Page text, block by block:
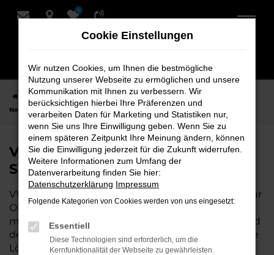
Zum
0
Startseite Oldenburg VW VW T7 California
VW T7 California
Neuwagen bei Schmidt + Koch für Oldenburg
VW T7 California Neuwagen bei
Schmidt + Koch für Oldenburg
VW T7 California ist die perfekte Wahl für alle, die für
Oldenburg einen Neuwagen suchen. Mit seiner
modernen Technik, seinem effizienten Antrieb und
dem stilvollen Design ist der T7 California die ideale
Lösung für jeden, der ein zuverlässiges und
Cookie Einstellungen
Wir nutzen Cookies, um Ihnen die bestmögliche
Nutzung unserer Webseite zu ermöglichen und unsere
Kommunikation mit Ihnen zu verbessern. Wir
berücksichtigen hierbei Ihre Präferenzen und
verarbeiten Daten für Marketing und Statistiken nur,
wenn Sie uns Ihre Einwilligung geben. Wenn Sie zu
einem späteren Zeitpunkt Ihre Meinung ändern, können
Sie die Einwilligung jederzeit für die Zukunft widerrufen.
Weitere Informationen zum Umfang der
Datenverarbeitung finden Sie hier:
Datenschutzerklärung Impressum
Folgende Kategorien von Cookies werden von uns eingesetzt:
Essentiell
Diese Technologien sind erforderlich, um die
Kernfunktionalität der Webseite zu gewährleisten.